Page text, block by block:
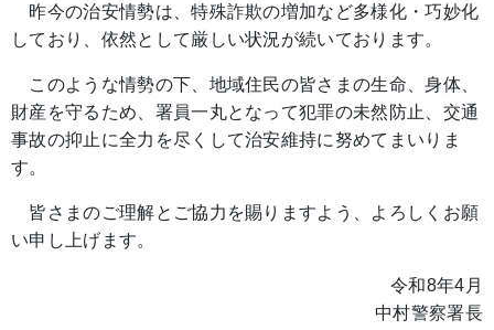
昨今の治安情勢は、特殊詐欺の増加など多様化・巧妙化
しており、依然として厳しい状況が続いております。
このような情勢の下、地域住民の皆さまの生命、身体、
財産を守るため、署員一丸となって犯罪の未然防止、交通
事故の抑止に全力を尽くして治安維持に努めてまいりま
す。
皆さまのご理解とご協力を賜りますよう、よろしくお願
い申し上げます。
令和8年4月
中村警察署長